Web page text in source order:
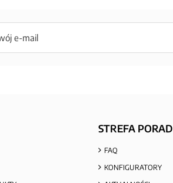
STREFA PORAD
FAQ
KONFIGURATORY